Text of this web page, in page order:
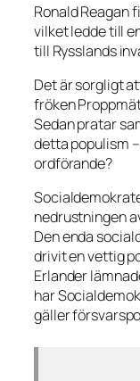
Ronald Reagan
vilket ledde till
till Rysslands
Det är sorgligt
fröken
Sedan pratar
detta populism
ordförande?
nedrustningen
Den enda
drivit en vettig
Erlander
har
gäller